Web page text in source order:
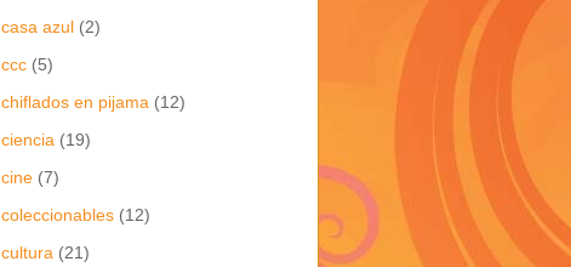
casa azul (2)
ccc (5)
chiflados en pijama (12)
ciencia (19)
cine (7)
coleccionables (12)
cultura (21)